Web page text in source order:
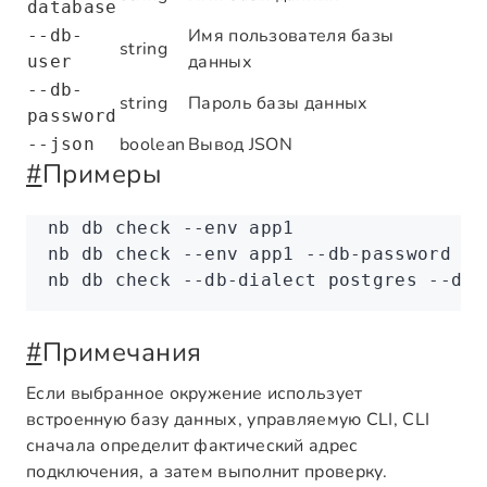
database
--db-
user
string
Имя пользователя базы
данных
--db-
password
string Пароль базы данных
--json boolean Вывод JSON
#Примеры
nb db check --env app1
nb db check --env app1 --db-password
nb db check --db-dialect postgres --db-
#Примечания
Если выбранное окружение использует
встроенную базу данных, управляемую CLI, CLI
сначала определит фактический адрес
подключения, а затем выполнит проверку.